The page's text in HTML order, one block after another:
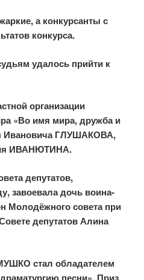
а конкурсанты с
конкурса.
удалось прийти к
организации
«Во имя мира, дружба и
Ивановича ГЛУШАКОВА,
ИВАНЮТИНА.
депутатов,
завоевала дочь воина-
Молодёжного совета при
депутатов Алина
стал обладателем